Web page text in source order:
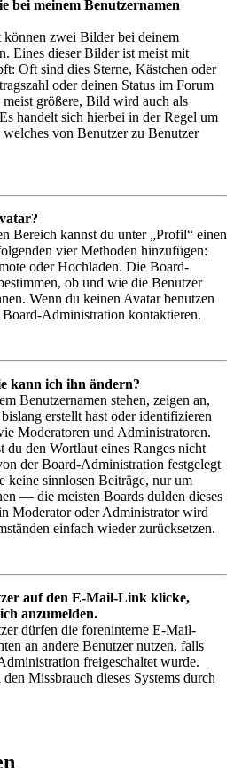
bei meinem Benutzernamen
können zwei Bilder bei deinem
Eines dieser Bilder ist meist mit
Oft sind dies Sterne, Kästchen oder
oder deinen Status im Forum
meist größere, Bild wird auch als
handelt sich hierbei in der Regel um
von Benutzer zu Benutzer
Bereich kannst du unter „Profil“ einen
vier Methoden hinzufügen:
oder Hochladen. Die Board-
ob und wie die Benutzer
Wenn du keinen Avatar benutzen
Administration kontaktieren.
kann ich ihn ändern?
Benutzernamen stehen, zeigen an,
erstellt hast oder identifizieren
Moderatoren und Administratoren.
du den Wortlaut eines Ranges nicht
der Board-Administration festgelegt
keine sinnlosen Beiträge, nur um
— die meisten Boards dulden dieses
Moderator oder Administrator wird
einfach wieder zurücksetzen.
auf den E-Mail-Link klicke,
anzumelden.
dürfen die foreninterne E-Mail-
an andere Benutzer nutzen, falls
freigeschaltet wurde.
Missbrauch dieses Systems durch